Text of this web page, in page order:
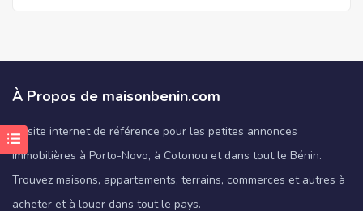
À Propos de maisonbenin.com
Le site internet de référence pour les petites annonces
immobilières à Porto-Novo, à Cotonou et dans tout le Bénin.
Trouvez maisons, appartements, terrains, commerces et autres à
acheter et à louer dans tout le pays.